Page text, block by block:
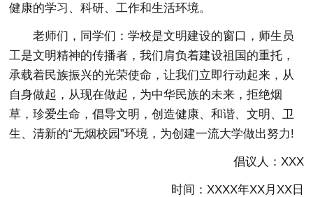
健康的学习、科研、工作和生活环境。
老师们，同学们：学校是文明建设的窗口，师生员
工是文明精神的传播者，我们肩负着建设祖国的重托，
承载着民族振兴的光荣使命，让我们立即行动起来，从
自身做起，从现在做起，为中华民族的未来，拒绝烟
草，珍爱生命，倡导文明，创造健康、和谐、文明、卫
生、清新的“无烟校园”环境，为创建一流大学做出努力!
倡议人：XXX
时间：XXXX年XX月XX日